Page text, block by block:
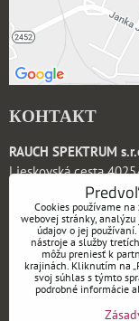
КОНТАКТ
RAUCH SPEKTRUM
Lieskovská cesta
960 01 Zvolen
Slovak Republic
tel: +421 45 532 0750
e-mail:
Cookies používame
webovej stránky,
údajov o jej
nástroje a služby
môžu preniesť k
krajinách. Kliknutím na
svoj súhlas s týmto
podrobné informácie